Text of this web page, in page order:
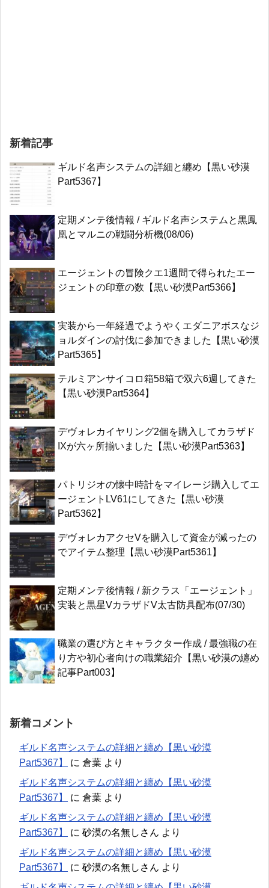
新着記事
ギルド名声システムの詳細と纏め【黒い砂漠
Part5367】
定期メンテ後情報 / ギルド名声システムと黒鳳
凰とマルニの戦闘分析機(08/06)
エージェントの冒険クエ1週間で得られたエー
ジェントの印章の数【黒い砂漠Part5366】
実装から一年経過でようやくエダニアボスなジ
ョルダインの討伐に参加できました【黒い砂漠
Part5365】
テルミアンサイコロ箱58箱で双六6週してきた
【黒い砂漠Part5364】
デヴォレカイヤリング2個を購入してカラザド
IXが六ヶ所揃いました【黒い砂漠Part5363】
パトリジオの懐中時計をマイレージ購入してエ
ージェントLV61にしてきた【黒い砂漠
Part5362】
デヴォレカアクセVを購入して資金が減ったの
でアイテム整理【黒い砂漠Part5361】
定期メンテ後情報 / 新クラス「エージェント」
実装と黒星VカラザドV太古防具配布(07/30)
職業の選び方とキャラクター作成 / 最強職の在
り方や初心者向けの職業紹介【黒い砂漠の纏め
記事Part003】
新着コメント
ギルド名声システムの詳細と纏め【黒い砂漠
Part5367】
に 倉葉 より
ギルド名声システムの詳細と纏め【黒い砂漠
Part5367】
に 倉葉 より
ギルド名声システムの詳細と纏め【黒い砂漠
Part5367】
に 砂漠の名無しさん より
ギルド名声システムの詳細と纏め【黒い砂漠
Part5367】
に 砂漠の名無しさん より